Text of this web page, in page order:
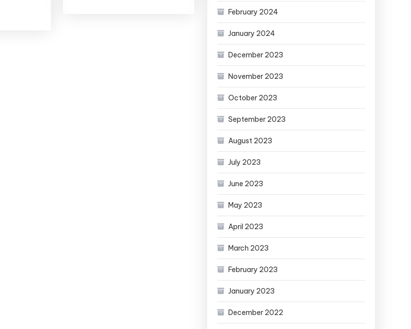
February 2024
January 2024
December 2023
November 2023
October 2023
September 2023
August 2023
July 2023
June 2023
May 2023
April 2023
March 2023
February 2023
January 2023
December 2022